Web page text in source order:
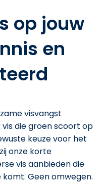
op jouw
en
visvangst
die groen scoort op
keuze voor het
onze korte
vis aanbieden die
Geen omwegen.